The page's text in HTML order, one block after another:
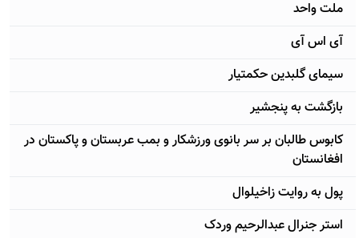
ملت واحد
آی اس آی
سیمای گلبدین حکمتیار
بازگشت به پنجشیر
کابوس طالبان بر سر بانوی ورزشکار و بمب عربستان و پاکستان در
افغانستان
پول به روایت زاخیلوال
استر جنرال عبدالرحیم وردک